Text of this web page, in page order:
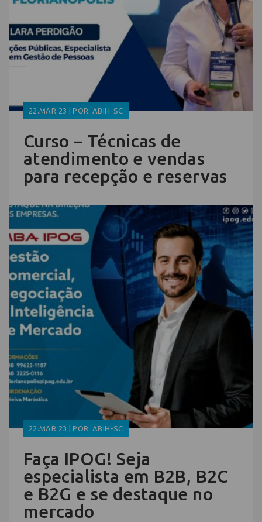
22.MAR.23 | POR: ABIH-SC
Curso – Técnicas de
atendimento e vendas
para recepção e reservas
22.MAR.23 | POR: ABIH-SC
Faça IPOG! Seja
especialista em B2B, B2C
e B2G e se destaque no
mercado